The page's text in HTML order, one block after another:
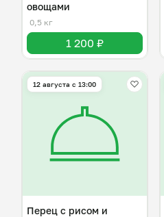
овощами
0,5 кг
1 200 ₽
12 августа с 13:00
Перец с рисом и